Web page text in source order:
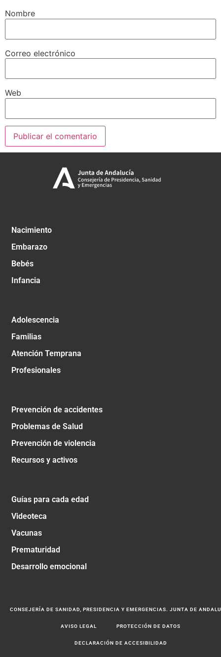
Nombre
Correo electrónico
Web
Nacimiento
Embarazo
Bebés
Infancia
Adolescencia
Familias
Atención Temprana
Profesionales
Prevención de accidentes
Problemas de Salud
Prevención de violencia
Recursos y activos
Guías para cada edad
Videoteca
Vacunas
Prematuridad
Desarrollo emocional
CONSEJERÍA DE SANIDAD, PRESIDENCIA Y EMERGENCIAS. JUNTA DE
AVISO LEGAL PROTECCIÓN DE DATOS
DECLARACIÓN DE ACCESIBILIDAD